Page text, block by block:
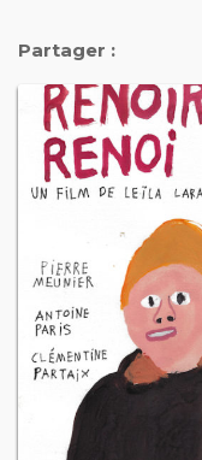
Partager :